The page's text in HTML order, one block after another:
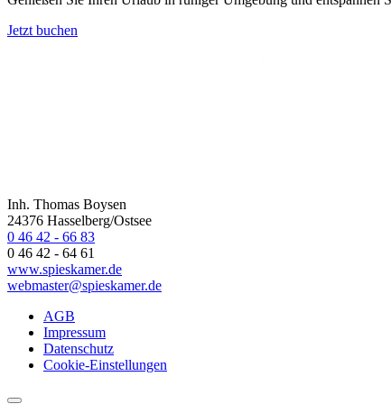
Jetzt buchen
Inh. Thomas Boysen
24376 Hasselberg/Ostsee
0 46 42 - 66 83
0 46 42 - 64 61
www.spieskamer.de
webmaster@spieskamer.de
AGB
Impressum
Datenschutz
Cookie-Einstellungen